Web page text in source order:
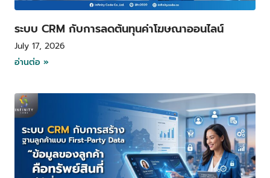
ระบบ CRM กับการลดต้นทุนค่าโฆษณาออนไลน์
July 17, 2026
อ่านต่อ »